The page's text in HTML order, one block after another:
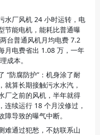
水厂风机 24 小时运转，电
节能电机，能耗比普通曝
台普通风机月均电费 7.2
月电费省出 1.08 万，一年
成本。
“防腐防护”：机身涂了耐
算长期接触污水水汽，
厂之前的风机，半年就得
连续运行 18 个月没修过，
导致的曝气中断。
难通过犯愁，不妨联系山